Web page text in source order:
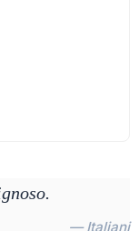
— Italiani